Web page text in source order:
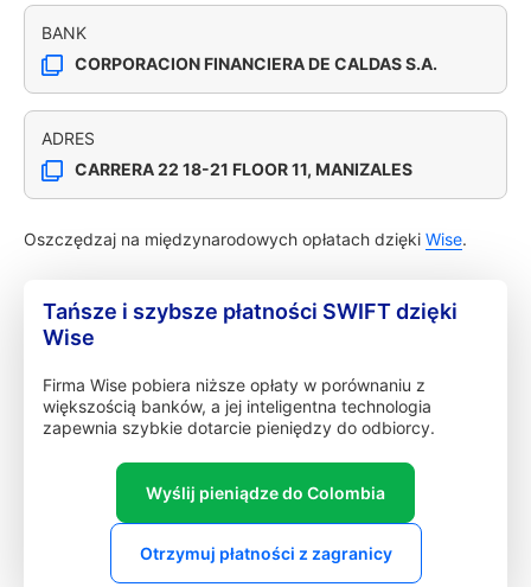
BANK
CORPORACION FINANCIERA DE CALDAS S.A.
ADRES
CARRERA 22 18-21 FLOOR 11, MANIZALES
Oszczędzaj na międzynarodowych opłatach dzięki Wise.
Tańsze i szybsze płatności SWIFT dzięki
Wise
Firma Wise pobiera niższe opłaty w porównaniu z
większością banków, a jej inteligentna technologia
zapewnia szybkie dotarcie pieniędzy do odbiorcy.
Wyślij pieniądze do Colombia
Otrzymuj płatności z zagranicy